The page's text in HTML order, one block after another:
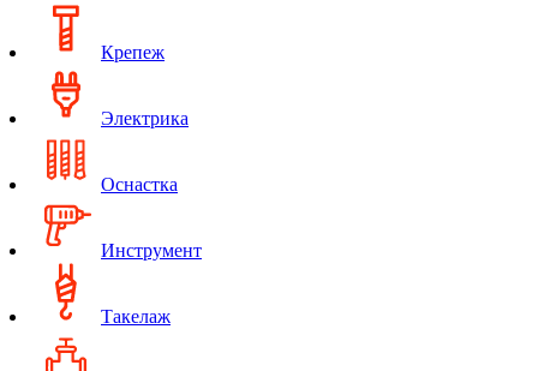
Крепеж
Электрика
Оснастка
Инструмент
Такелаж